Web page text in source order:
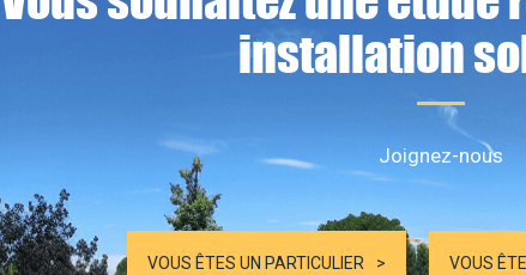
installation
Joignez-nous
VOUS ÊTES UN PARTICULIER VOUS